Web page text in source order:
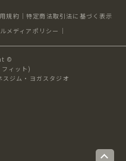
規約
特定商法取引法に基づく表示
メディアポリシー
©
ィット)
ジム・ヨガスタジオ